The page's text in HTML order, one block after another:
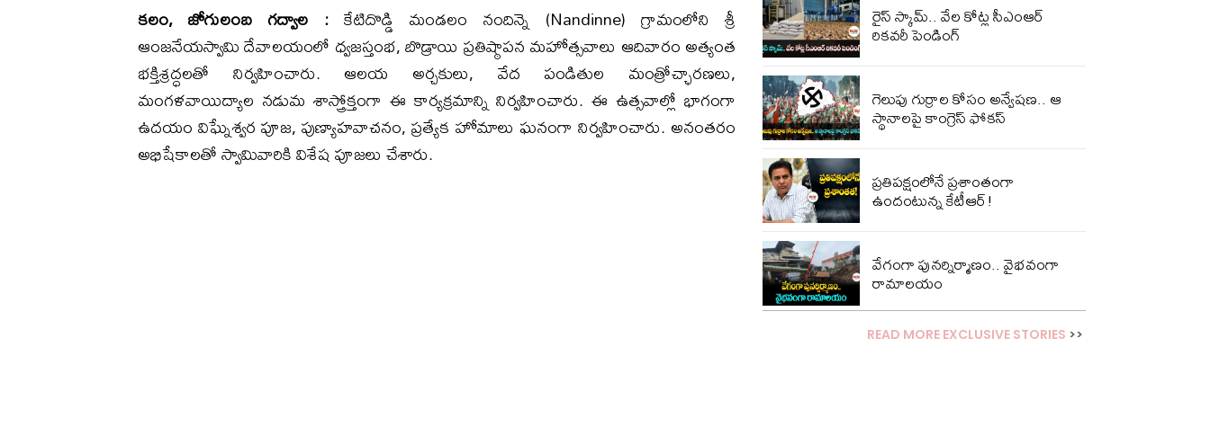
కలం, జోగులంబ గద్వాల :కేటిదొడ్డి మండలం నందిన్నె (Nandinne) గ్రామంలోని శ్రీ
ఆంజనేయస్వామి దేవాలయంలో ధ్వజస్తంభ, బొడ్రాయి ప్రతిష్ఠాపన మహోత్సవాలు ఆదివారం అత్యంత
భక్తిశ్రద్ధలతో నిర్వహించారు. ఆలయ అర్చకులు, వేద పండితుల మంత్రోచ్ఛారణలు,
మంగళవాయిద్యాల నడుమ శాస్త్రోక్తంగా ఈ కార్యక్రమాన్ని నిర్వహించారు. ​ఈ ఉత్సవాల్లో భాగంగా
ఉదయం విఘ్నేశ్వర పూజ, పుణ్యాహవాచనం, ప్రత్యేక హోమాలు ఘనంగా నిర్వహించారు. అనంతరం
అభిషేకాలతో స్వామివారికి విశేష పూజలు చేశారు.
రైస్ స్కామ్.. వేల కోట్ల‌ సీఎంఆర్
రికవరీ పెండింగ్
గెలుపు గుర్రాల కోసం అన్వేషణ.. ఆ
స్థానాలపై కాంగ్రెస్ ఫోకస్
ప్ర‌తిప‌క్షంలోనే ప్ర‌శాంతంగా
ఉందంటున్న కేటీఆర్!
వేగంగా పునర్నిర్మాణం.. వైభవంగా
రామాలయం
READ MORE EXCLUSIVE STORIES >>